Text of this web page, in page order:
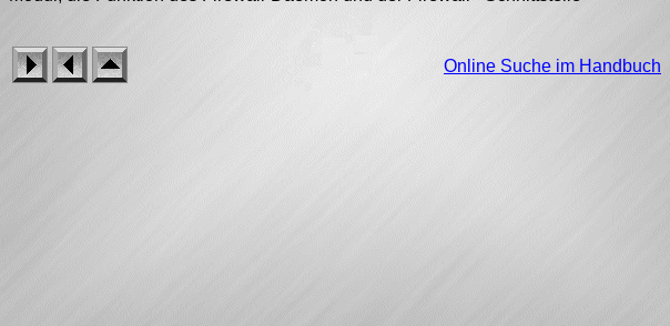
Online Suche im Handbuch